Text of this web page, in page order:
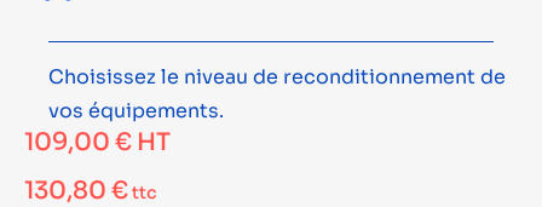
Choisissez le niveau de reconditionnement de
vos équipements.
109,00 € HT
130,80 €ttc